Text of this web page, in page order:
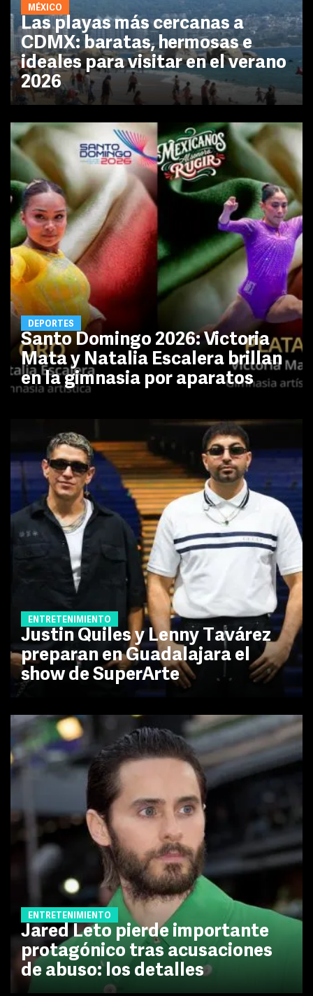
MÉXICO
Las playas más cercanas a
CDMX: baratas, hermosas e
ideales para visitar en el verano
2026
DEPORTES
Santo Domingo 2026: Victoria
Mata y Natalia Escalera brillan
en la gimnasia por aparatos
ENTRETENIMIENTO
Justin Quiles y Lenny Tavárez
preparan en Guadalajara el
show de SuperArte
ENTRETENIMIENTO
Jared Leto pierde importante
protagónico tras acusaciones
de abuso: los detalles